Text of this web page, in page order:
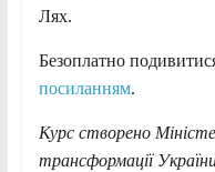
Лях.
Безоплатно
посиланням.
Курс створено
трансформації